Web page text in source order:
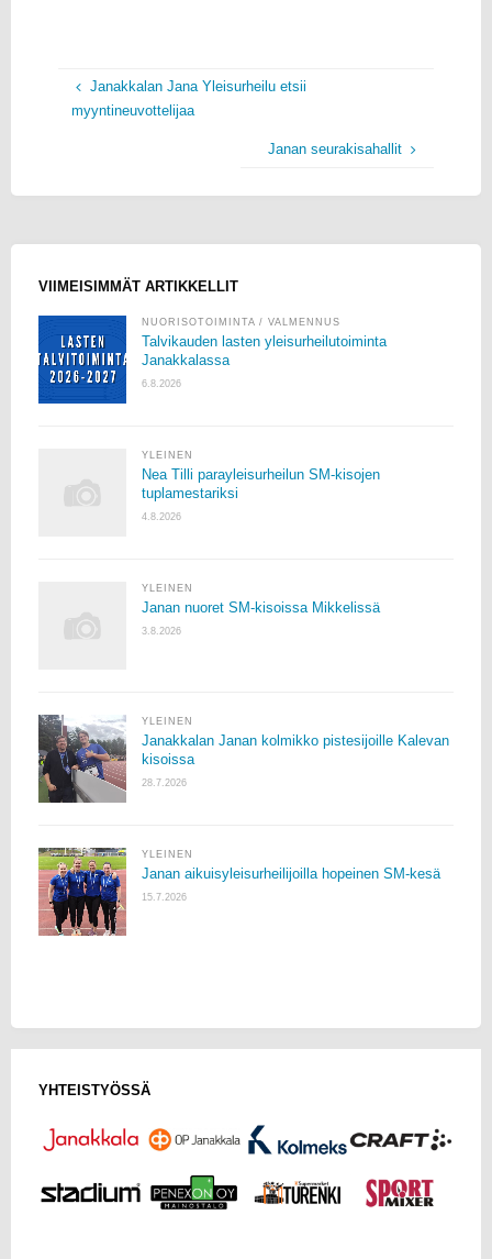
Janakkalan Jana Yleisurheilu etsii
myyntineuvottelijaa
Janan seurakisahallit
VIIMEISIMMÄT ARTIKKELLIT
NUORISOTOIMINTA /VALMENNUS
Talvikauden lasten yleisurheilutoiminta
Janakkalassa
6.8.2026
YLEINEN
Nea Tilli parayleisurheilun SM-kisojen
tuplamestariksi
4.8.2026
YLEINEN
Janan nuoret SM-kisoissa Mikkelissä
3.8.2026
YLEINEN
Janakkalan Janan kolmikko pistesijoille Kalevan
kisoissa
28.7.2026
YLEINEN
Janan aikuisyleisurheilijoilla hopeinen SM-kesä
15.7.2026
YHTEISTYÖSSÄ